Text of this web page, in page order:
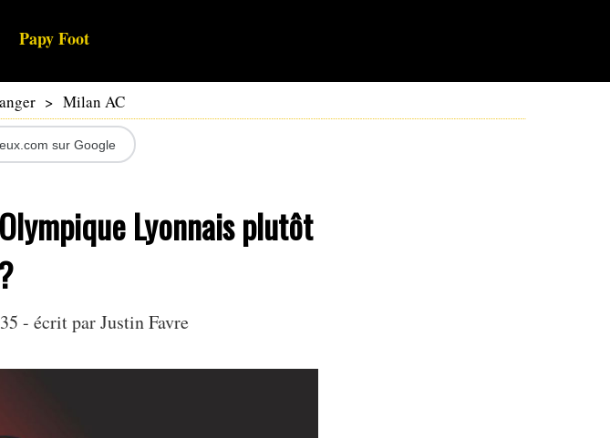
Papy Foot
> Milan AC
sur Google
Lyonnais plutôt
- écrit parJustin Favre